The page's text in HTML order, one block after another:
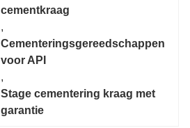
cementkraag
,
Cementeringsgereedschappen
voor API
,
Stage cementering kraag met
garantie